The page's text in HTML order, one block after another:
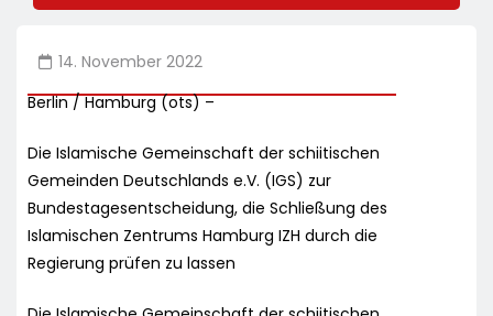
14. November 2022
Berlin / Hamburg (ots) –
Die Islamische Gemeinschaft der schiitischen
Gemeinden Deutschlands e.V. (IGS) zur
Bundestagesentscheidung, die Schließung des
Islamischen Zentrums Hamburg IZH durch die
Regierung prüfen zu lassen